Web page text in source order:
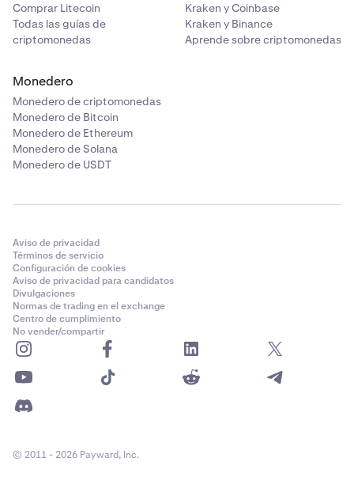
Comprar Litecoin
Todas las guías de
criptomonedas
Kraken y Coinbase
Kraken y Binance
Aprende sobre criptomonedas
Monedero
Monedero de criptomonedas
Monedero de Bitcoin
Monedero de Ethereum
Monedero de Solana
Monedero de USDT
Aviso de privacidad
Términos de servicio
Configuración de cookies
Aviso de privacidad para candidatos
Divulgaciones
Normas de trading en el exchange
Centro de cumplimiento
No vender/compartir
© 2011 - 2026 Payward, Inc.